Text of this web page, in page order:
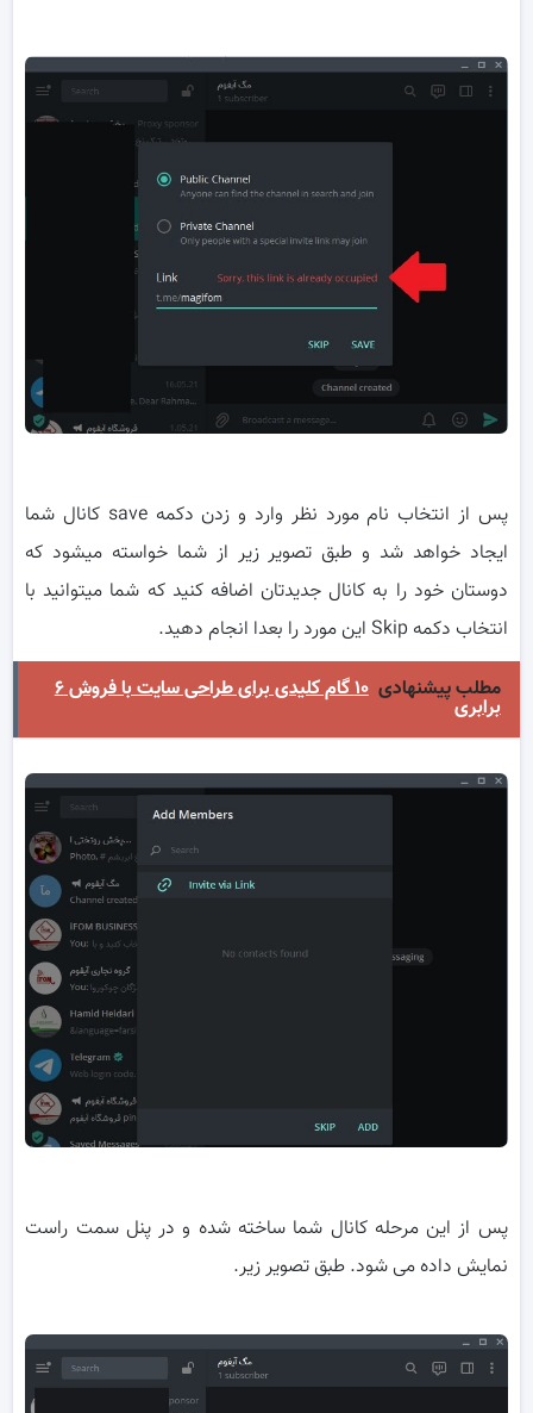
پس از انتخاب نام مورد نظر وارد و زدن دکمه save کانال شما
ایجاد خواهد شد و طبق تصویر زیر از شما خواسته میشود که
دوستان خود را به کانال جدیدتان اضافه کنید که شما میتوانید با
انتخاب دکمه Skip این مورد را بعدا انجام دهید.
مطلب پیشنهادی
۱۰ گام کلیدی برای طراحی سایت با فروش ۶
برابری
پس از این مرحله کانال شما ساخته شده و در پنل سمت راست
نمایش داده می شود. طبق تصویر زیر.